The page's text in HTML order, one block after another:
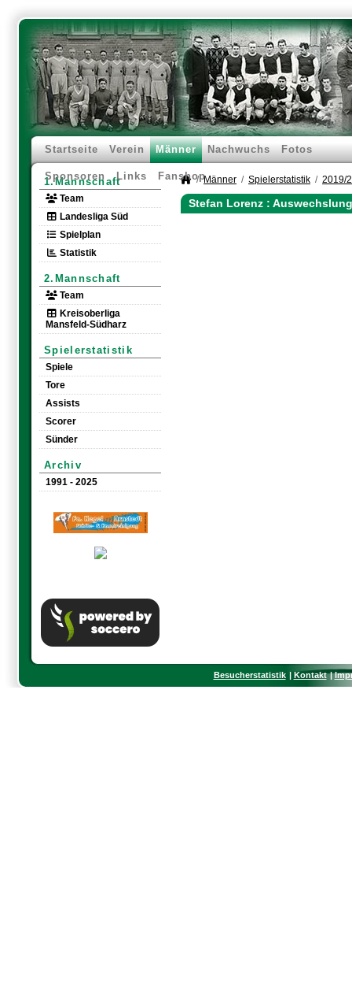
Startseite Verein Männer Nachwuchs Fotos
Sponsoren Links Fanshop
1.Mannschaft
Team
Landesliga Süd
Spielplan
Statistik
2.Mannschaft
Team
Kreisoberliga
Mansfeld-Südharz
Spielerstatistik
Spiele
Tore
Assists
Scorer
Sünder
Archiv
1991 - 2025
Männer Spielerstatistik 2019/
Stefan Lorenz :
Besucherstatistik Kontakt